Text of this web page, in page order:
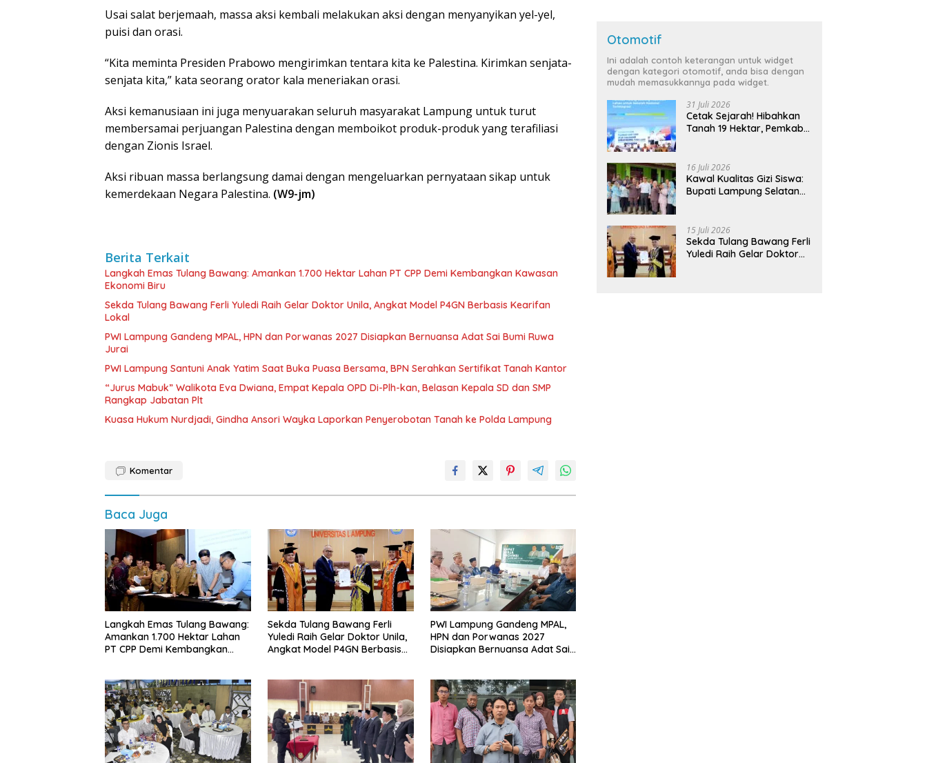
Usai salat berjemaah, massa aksi kembali melakukan aksi dengan menyanyikan yel-yel,
puisi dan orasi.
“Kita meminta Presiden Prabowo mengirimkan tentara kita ke Palestina. Kirimkan senjata-
senjata kita,” kata seorang orator kala meneriakan orasi.
Aksi kemanusiaan ini juga menyuarakan seluruh masyarakat Lampung untuk turut
membersamai perjuangan Palestina dengan memboikot produk-produk yang terafiliasi
dengan Zionis Israel.
Aksi ribuan massa berlangsung damai dengan mengeluarkan pernyataan sikap untuk
kemerdekaan Negara Palestina. (W9-jm)
Berita Terkait
Langkah Emas Tulang Bawang: Amankan 1.700 Hektar Lahan PT CPP Demi Kembangkan Kawasan
Ekonomi Biru
Sekda Tulang Bawang Ferli Yuledi Raih Gelar Doktor Unila, Angkat Model P4GN Berbasis Kearifan
Lokal
PWI Lampung Gandeng MPAL, HPN dan Porwanas 2027 Disiapkan Bernuansa Adat Sai Bumi Ruwa
Jurai
PWI Lampung Santuni Anak Yatim Saat Buka Puasa Bersama, BPN Serahkan Sertifikat Tanah Kantor
“Jurus Mabuk” Walikota Eva Dwiana, Empat Kepala OPD Di-Plh-kan, Belasan Kepala SD dan SMP
Rangkap Jabatan Plt
Kuasa Hukum Nurdjadi, Gindha Ansori Wayka Laporkan Penyerobotan Tanah ke Polda Lampung
Komentar
Baca Juga
Langkah Emas Tulang Bawang:
Amankan 1.700 Hektar Lahan
PT CPP Demi Kembangkan
Sekda Tulang Bawang Ferli
Yuledi Raih Gelar Doktor Unila,
Angkat Model P4GN Berbasis
PWI Lampung Gandeng MPAL,
HPN dan Porwanas 2027
Disiapkan Bernuansa Adat Sai
Otomotif
Ini adalah contoh keterangan untuk widget
dengan kategori otomotif, anda bisa dengan
mudah memasukkannya pada widget.
31 Juli 2026
Cetak Sejarah! Hibahkan
Tanah 19 Hektar, Pemkab
Terintegrasi Pertama di
Lampung
16 Juli 2026
Kawal Kualitas Gizi Siswa:
Bupati Lampung Selatan
Bergizi Gratis di Natar
15 Juli 2026
Sekda Tulang Bawang Ferli
Yuledi Raih Gelar Doktor